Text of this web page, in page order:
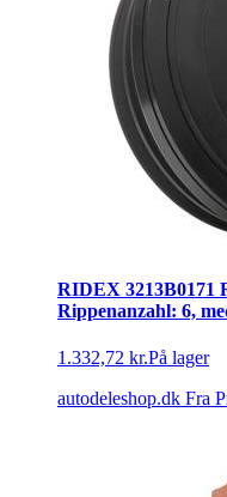
RIDEX 3213B0171
Rippenanzahl: 6,
1.332,72 kr.På lager
autodeleshop.dk Fra